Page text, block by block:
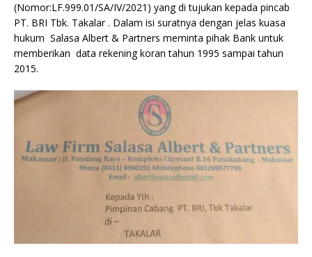
(Nomor:LF.999.01/SA/IV/2021) yang di tujukan kepada pincab
PT. BRI Tbk. Takalar . Dalam isi suratnya dengan jelas kuasa
hukum Salasa Albert & Partners meminta pihak Bank untuk
memberikan data rekening koran tahun 1995 sampai tahun
2015.